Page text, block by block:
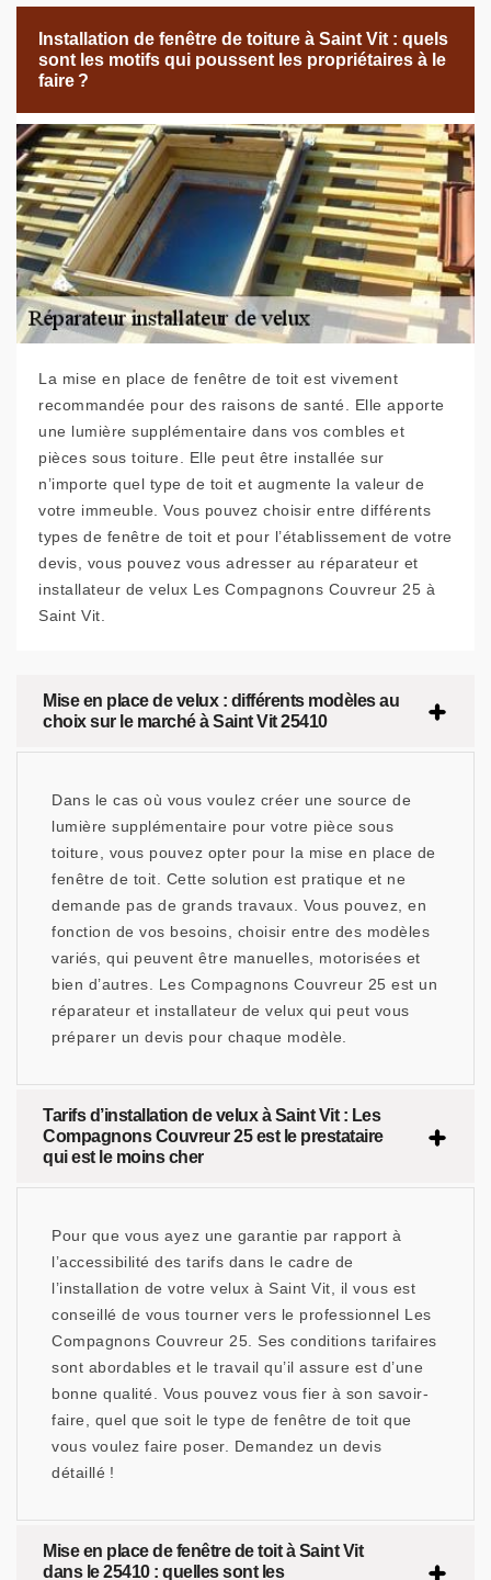
Installation de fenêtre de toiture à Saint Vit : quels
sont les motifs qui poussent les propriétaires à le
faire ?
La mise en place de fenêtre de toit est vivement
recommandée pour des raisons de santé. Elle apporte
une lumière supplémentaire dans vos combles et
pièces sous toiture. Elle peut être installée sur
n’importe quel type de toit et augmente la valeur de
votre immeuble. Vous pouvez choisir entre différents
types de fenêtre de toit et pour l’établissement de votre
devis, vous pouvez vous adresser au réparateur et
installateur de velux Les Compagnons Couvreur 25 à
Saint Vit.
Mise en place de velux : différents modèles au
choix sur le marché à Saint Vit 25410
Dans le cas où vous voulez créer une source de
lumière supplémentaire pour votre pièce sous
toiture, vous pouvez opter pour la mise en place de
fenêtre de toit. Cette solution est pratique et ne
demande pas de grands travaux. Vous pouvez, en
fonction de vos besoins, choisir entre des modèles
variés, qui peuvent être manuelles, motorisées et
bien d’autres. Les Compagnons Couvreur 25 est un
réparateur et installateur de velux qui peut vous
préparer un devis pour chaque modèle.
Tarifs d’installation de velux à Saint Vit : Les
Compagnons Couvreur 25 est le prestataire
qui est le moins cher
Pour que vous ayez une garantie par rapport à
l’accessibilité des tarifs dans le cadre de
l’installation de votre velux à Saint Vit, il vous est
conseillé de vous tourner vers le professionnel Les
Compagnons Couvreur 25. Ses conditions tarifaires
sont abordables et le travail qu’il assure est d’une
bonne qualité. Vous pouvez vous fier à son savoir-
faire, quel que soit le type de fenêtre de toit que
vous voulez faire poser. Demandez un devis
détaillé !
Mise en place de fenêtre de toit à Saint Vit
dans le 25410 : quelles sont les